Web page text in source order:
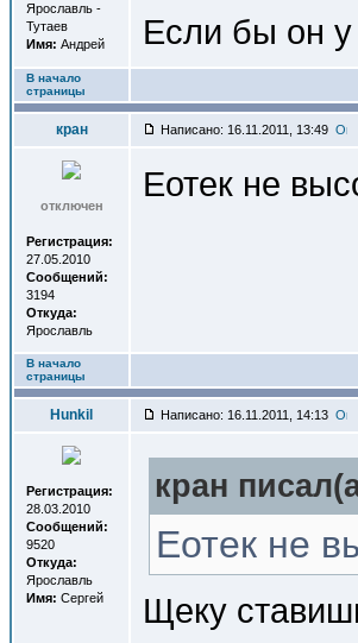
Ярославль -
Тутаев
Имя: Андрей Если бы он у
В начало
страницы
кран Написано: 16.11.2011, 13:49
отключен
Регистрация:
27.05.2010
Сообщений:
3194
Откуда:
Ярославль
Еотек не
В начало
страницы
Hunkil Написано: 16.11.2011, 14:13
Регистрация:
28.03.2010
Сообщений:
9520
Откуда:
Ярославль
Имя: Сергей
кран
Еотек не
Щеку